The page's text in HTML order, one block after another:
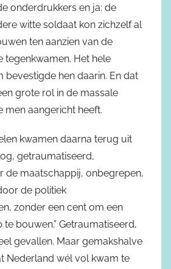
onderdrukkers en ja: de
witte soldaat kon zichzelf al
ten aanzien van de
tegenkwamen. Het hele
bevestigde hen daarin. En dat
grote rol in de massale
men aangericht heeft.
kwamen daarna terug uit
getraumatiseerd,
de maatschappij, onbegrepen,
de politiek
zonder een cent om een
bouwen.” Getraumatiseerd,
gevallen. Maar gemakshalve
Nederland wél vol kwam te